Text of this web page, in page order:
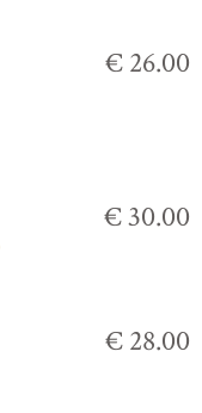
€ 26.00
€ 30.00
€ 28.00